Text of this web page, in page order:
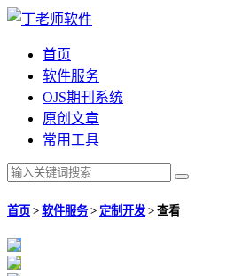
首页
软件服务
OJS期刊系统
原创文章
常用工具
首页 > 软件服务> 定制开发 > 查看